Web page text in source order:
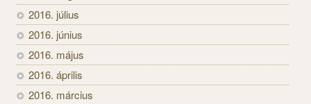
2016. július
2016. június
2016. május
2016. április
2016. március